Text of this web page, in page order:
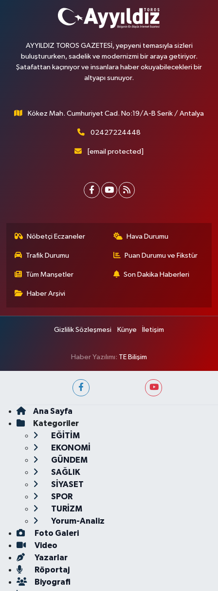
AYYILDIZ TOROS GAZETESİ, yepyeni temasıyla sizleri
buluştururken, sadelik ve modernizmi bir araya getiriyor.
Şatafattan kaçınıyor ve insanlara haber okuyabilecekleri bir
altyapı sunuyor.
Kökez Mah. Cumhuriyet Cad. No:19/A-B Serik / Antalya
02427224448
[email protected]
Nöbetçi Eczaneler Hava Durumu
Trafik Durumu Puan Durumu ve Fikstür
Tüm Manşetler Son Dakika Haberleri
Haber Arşivi
Gizlilik Sözleşmesi Künye İletişim
Haber Yazılımı: TE Bilişim
Ana Sayfa
Kategoriler
EĞİTİM
EKONOMİ
GÜNDEM
SAĞLIK
SİYASET
SPOR
TURİZM
Yorum-Analiz
Foto Galeri
Video
Yazarlar
Röportaj
Biyografi